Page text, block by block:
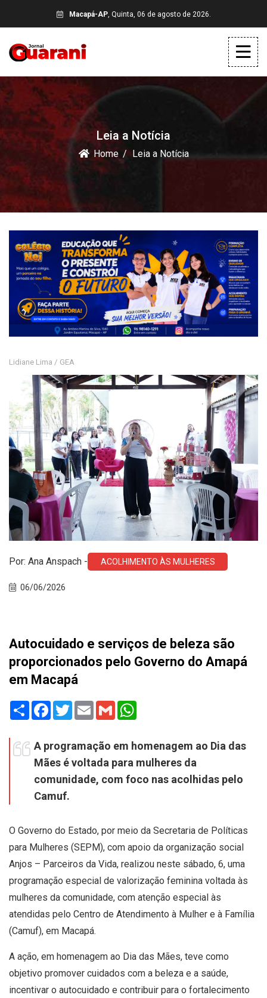
Macapá-AP, Quinta, 06 de agosto de 2026.
Leia a Notícia
Home Leia a Notícia
Lidiane Lima / GEA
Por: Ana Anspach - ACOLHIMENTO ÀS MULHERES
06/06/2026
Autocuidado e serviços de beleza são
proporcionados pelo Governo do Amapá
em Macapá
Share Facebook
TwitterEmail Gmail
A programação em homenagem ao Dia das
Mães é voltada para mulheres da
comunidade, com foco nas acolhidas pelo
Camuf.
O Governo do Estado, por meio da Secretaria de Políticas
para Mulheres (SEPM), com apoio da organização social
Anjos – Parceiros da Vida, realizou neste sábado, 6, uma
programação especial de valorização feminina voltada às
mulheres da comunidade, com atenção especial às
atendidas pelo Centro de Atendimento à Mulher e à Família
(Camuf), em Macapá.
A ação, em homenagem ao Dia das Mães, teve como
objetivo promover cuidados com a beleza e a saúde,
incentivar o autocuidado e contribuir para o fortalecimento